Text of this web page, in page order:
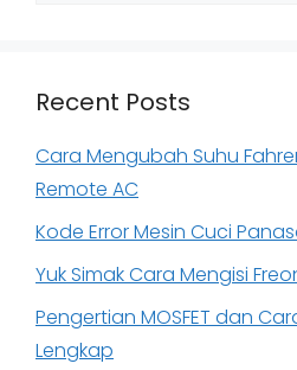
Recent Posts
Cara Mengubah Suhu
Remote AC
Kode Error Mesin Cuci
Yuk Simak Cara Mengisi
Pengertian MOSFET dan
Lengkap